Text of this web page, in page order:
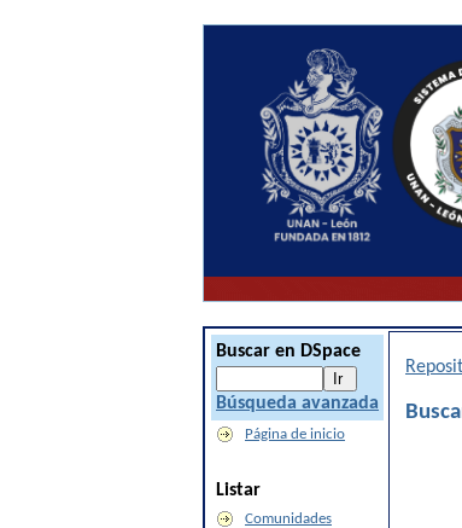
Buscar en DSpace
Búsqueda avanzada
Página de inicio
Listar
Comunidades